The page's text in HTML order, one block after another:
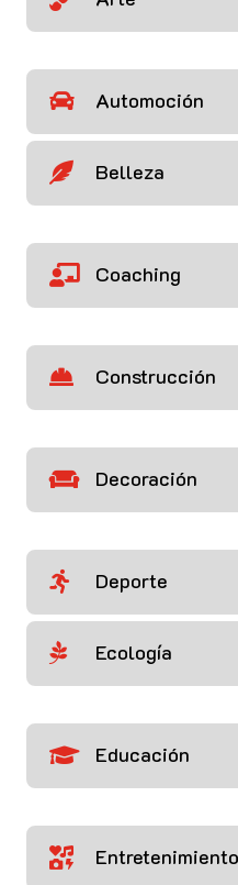
 Automoción
 Belleza
 Coaching
 Construcción
 Decoración
 Deporte
 Ecología
 Educación
 Entretenimiento